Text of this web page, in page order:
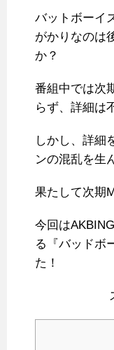
バットボーイ
がかりなのは
か？
番組中では次
らず、詳細は
しかし、詳細
ンの混乱を生
果たして次期
今回は
る『バッドボ
た！